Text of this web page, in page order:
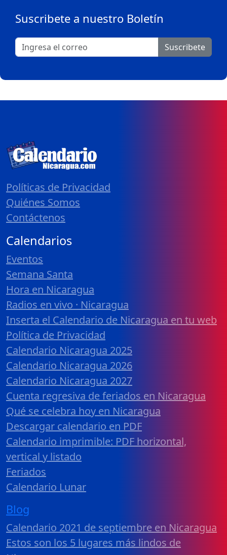
Suscribete a nuestro Boletín
Suscribete
Políticas de Privacidad
Quiénes Somos
Contáctenos
Calendarios
Eventos
Semana Santa
Hora en Nicaragua
Radios en vivo · Nicaragua
Inserta el Calendario de Nicaragua en tu web
Política de Privacidad
Calendario Nicaragua 2025
Calendario Nicaragua 2026
Calendario Nicaragua 2027
Cuenta regresiva de feriados en Nicaragua
Qué se celebra hoy en Nicaragua
Descargar calendario en PDF
Calendario imprimible: PDF horizontal,
vertical y listado
Feriados
Calendario Lunar
Blog
Calendario 2021 de septiembre en Nicaragua
Estos son los 5 lugares más lindos de